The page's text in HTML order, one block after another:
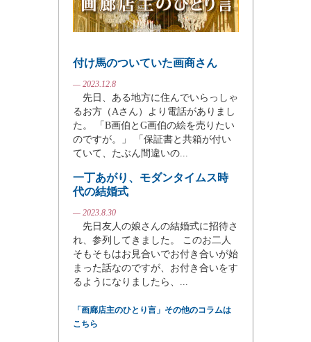
付け馬のついていた画商さん
— 2023.12.8
先日、ある地方に住んでいらっしゃ
るお方（Aさん）より電話がありまし
た。 「B画伯とG画伯の絵を売りたい
のですが。」 「保証書と共箱が付い
ていて、たぶん間違いの...
一丁あがり、モダンタイムス時
代の結婚式
— 2023.8.30
先日友人の娘さんの結婚式に招待さ
れ、参列してきました。 このお二人
そもそもはお見合いでお付き合いが始
まった話なのですが、お付き合いをす
るようになりましたら、...
「画廊店主のひとり言」その他のコラムは
こちら